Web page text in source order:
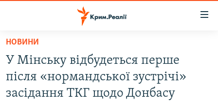
Перейти
основного
матеріалу
Перейти
до
ВІДЕО ТА ФОТО
НОВИНИ
У Мінську відбудеться перше
після «нормандської зустрічі»
засідання ТКГ щодо Донбасу